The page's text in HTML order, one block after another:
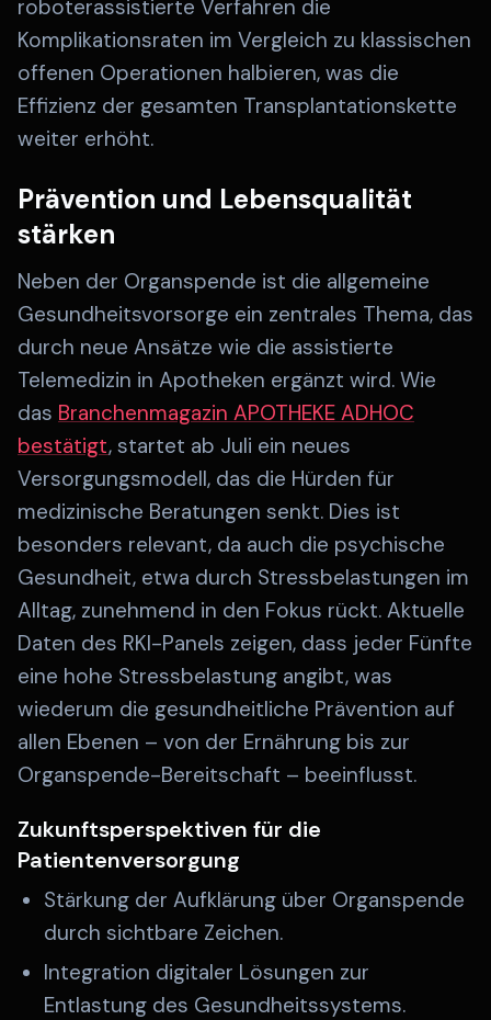
roboterassistierte Verfahren die
Komplikationsraten im Vergleich zu klassischen
offenen Operationen halbieren, was die
Effizienz der gesamten Transplantationskette
weiter erhöht.
Prävention und Lebensqualität
stärken
Neben der Organspende ist die allgemeine
Gesundheitsvorsorge ein zentrales Thema, das
durch neue Ansätze wie die assistierte
Telemedizin in Apotheken ergänzt wird. Wie
das Branchenmagazin APOTHEKE ADHOC
bestätigt, startet ab Juli ein neues
Versorgungsmodell, das die Hürden für
medizinische Beratungen senkt. Dies ist
besonders relevant, da auch die psychische
Gesundheit, etwa durch Stressbelastungen im
Alltag, zunehmend in den Fokus rückt. Aktuelle
Daten des RKI-Panels zeigen, dass jeder Fünfte
eine hohe Stressbelastung angibt, was
wiederum die gesundheitliche Prävention auf
allen Ebenen – von der Ernährung bis zur
Organspende-Bereitschaft – beeinflusst.
Zukunftsperspektiven für die
Patientenversorgung
Stärkung der Aufklärung über Organspende
durch sichtbare Zeichen.
Integration digitaler Lösungen zur
Entlastung des Gesundheitssystems.